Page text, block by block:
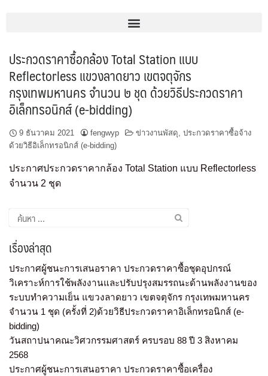
ประกวดราคาซื้อกล้อง Total Station แบบ
Reflectorless แขวงลาดยาว เขตจตุจักร
กรุงเทพมหานคร จำนวน ๒ ชุด ด้วยวิธีประกวดราคา
อิเล็กทรอนิกส์ (e-bidding)
9 ธันวาคม 2021 fengwyp ข่าวงานพัสดุ, ประกวดราคาซื้อจ้าง
ด้วยวิธีอิเล็กทรอนิกส์ (e-bidding)
ประกาศประกวดราคากล้อง Total Station แบบ Reflectorless
จำนวน 2 ชุด
เรื่องล่าสุด
ประกาศผู้ชนะการเสนอราคา ประกวดราคาซื้อชุดอุปกรณ์
วิเคราะห์การใช้พลังงานและปรับปรุงสมรรถนะด้านพลังงานของ
ระบบทำความเย็น แขวงลาดยาว เขตจตุจักร กรุงเทพมหานคร
จำนวน 1 ชุด (ครั้งที่ 2)ด้วยวิธีประกวดราคาอิเล็กทรอนิกส์ (e-
bidding)
วันสถาปนาคณะวิศวกรรมศาสตร์ ครบรอบ 88 ปี 3 สิงหาคม
2568
ประกาศผู้ชนะการเสนอราคา ประกวดราคาซื้อเครื่อง